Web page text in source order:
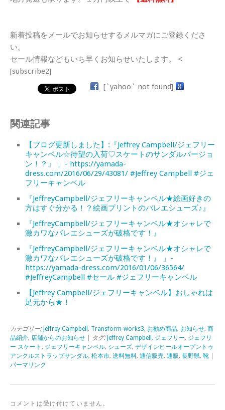
新着投稿をメールでお知らせするメルマガにご登録くださ
い。
セール情報などもいち早くお知らせいたします。 <
[subscribe2]
[`yahoo` not found]
関連記事
【ブログ更新しました】:『Jeffrey Campbell/ジェフリー
キャンベル☆待望の入荷♡スケートのサンダルバージョ
ン！？』 」- https://yamada-
dress.com/2016/06/29/43081/ #Jeffrey Campbell #ジェ
フリーキャンベル
『JeffreyCampbell/ジェフリーキャンベル★絵画好きの
方はすぐ分かる！？絵画プリントのバレエシューズ♪』
『JeffreyCampbell/ジェフリーキャンベル★オシャレで
激カワなバレエシューズが破格です！』
『JeffreyCampbell/ジェフリーキャンベル★オシャレで
激カワなバレエシューズが破格です！』 」-
https://yamada-dress.com/2016/01/06/36564/
#JeffreyCampbell #セール #ジェフリーキャンベル
【Jeffrey Campbell/ジェフリーキャンベル】おしゃれは
足元から★！
カテゴリー: Jeffrey Campbell , Transform-works3, お勧め商品, お知らせ, 商
品紹介, 店舗からのお知らせ | タグ: Jeffrey Campbell , ジェフリー, ジェフリ
ー スケート , ジェフリーキャンベル, シューズ, デザインヒールオープントゥ
アンクルストラップサンダル, 松本市, 送料無料, 通信販売, 通販, 長野県, 靴
パーマリンク
コメントは受け付けていません。